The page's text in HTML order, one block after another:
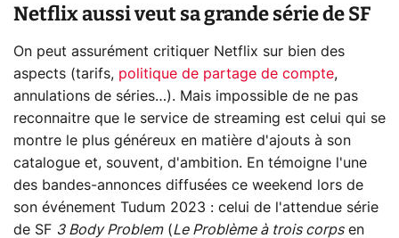
Netflix aussi veut sa grande série de SF
On peut assurément critiquer Netflix sur bien des
aspects (tarifs, politique de partage de compte,
annulations de séries…). Mais impossible de ne pas
reconnaitre que le service de streaming est celui qui se
montre le plus généreux en matière d'ajouts à son
catalogue et, souvent, d'ambition. En témoigne l'une
des bandes-annonces diffusées ce weekend lors de
son événement Tudum 2023 : celui de l'attendue série
de SF 3 Body Problem(Le Problème à trois corpsen